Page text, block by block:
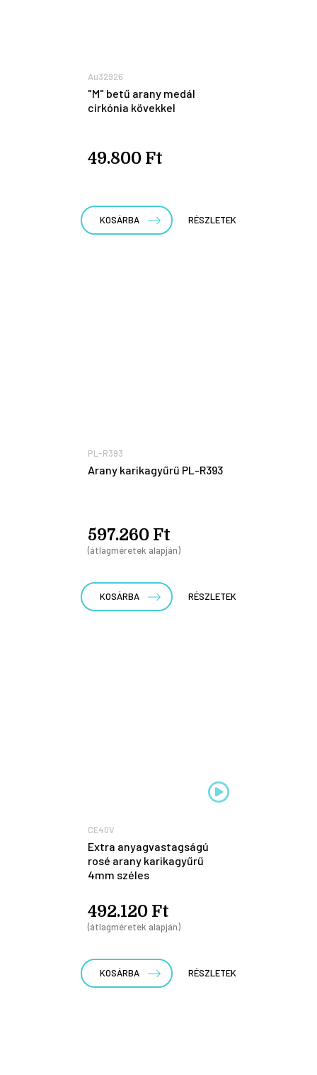
Au32926
"M" betű arany medál
cirkónia kövekkel
49.800 Ft
KOSÁRBA RÉSZLETEK
PL-R393
Arany karikagyűrű PL-R393
597.260 Ft
(átlagméretek alapján)
KOSÁRBA RÉSZLETEK
CE40V
Extra anyagvastagságú
rosé arany karikagyűrű
4mm széles
492.120 Ft
(átlagméretek alapján)
KOSÁRBA RÉSZLETEK